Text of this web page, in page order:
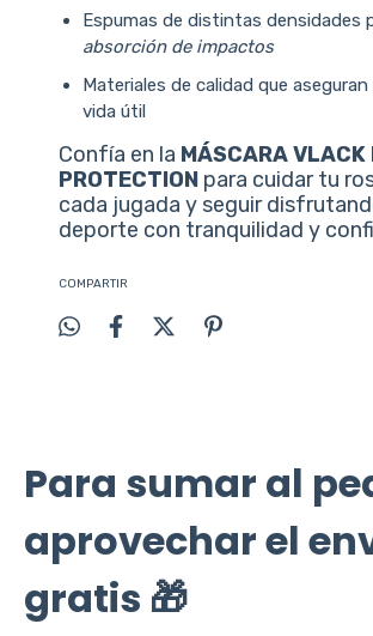
Espumas de distintas densidades
absorción de impactos
Materiales de calidad que aseguran
vida útil
Confía en la MÁSCARA VLACK
PROTECTION para cuidar tu
cada jugada y seguir
deporte con tranquilidad y
COMPARTIR
Para sumar al
aprovechar el
gratis 🎁